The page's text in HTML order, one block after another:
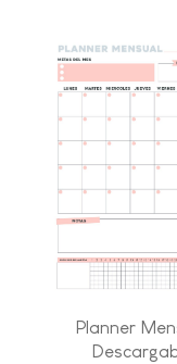
Planner